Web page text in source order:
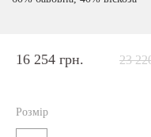
16 254 грн. 23
Розмір